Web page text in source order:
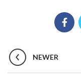
NEWER